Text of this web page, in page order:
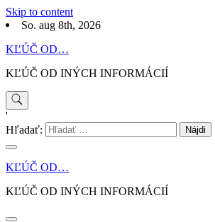
Skip to content
So. aug 8th, 2026
KĽÚČ OD…
KĽÚČ OD INÝCH INFORMÁCIÍ
'
Hľadať:
KĽÚČ OD…
KĽÚČ OD INÝCH INFORMÁCIÍ